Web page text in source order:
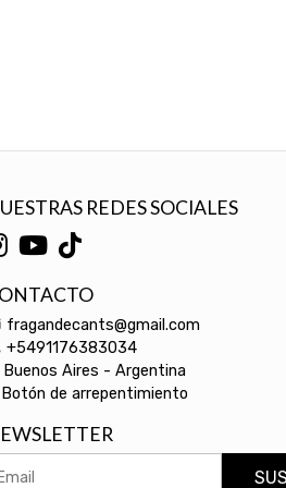
REDES SOCIALES
fragandecants@gmail.com
+5491176383034
Buenos Aires - Argentina
de arrepentimiento